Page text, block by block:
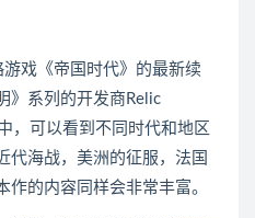
游戏《帝国时代》的最新续
》系列的开发商Relic
，可以看到不同时代和地区
代海战，美洲的征服，法国
的内容同样会非常丰富。